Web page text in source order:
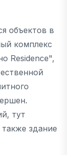
объектов в
комплекс
Residence",
тут
здание